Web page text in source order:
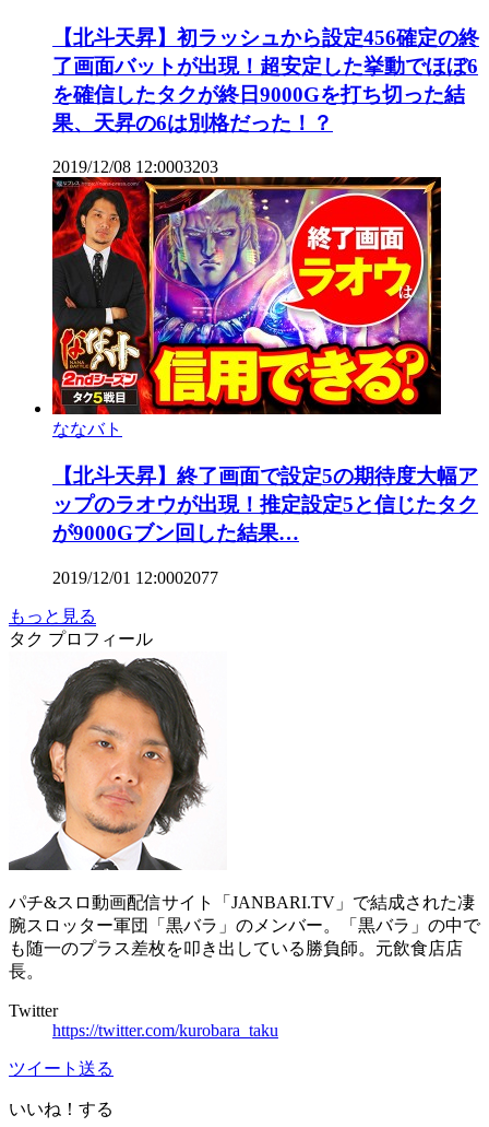
【北斗天昇】初ラッシュから設定456確定の終
了画面バットが出現！超安定した挙動でほぼ6
を確信したタクが終日9000Gを打ち切った結
果、天昇の6は別格だった！？
2019/12/08 12:0003203
ななバト
【北斗天昇】終了画面で設定5の期待度大幅ア
ップのラオウが出現！推定設定5と信じたタク
が9000Gブン回した結果…
2019/12/01 12:0002077
もっと見る
タク プロフィール
パチ&スロ動画配信サイト「JANBARI.TV」で結成された凄
腕スロッター軍団「黒バラ」のメンバー。「黒バラ」の中で
も随一のプラス差枚を叩き出している勝負師。元飲食店店
長。
Twitter
https://twitter.com/kurobara_taku
ツイート 送る
いいね！する